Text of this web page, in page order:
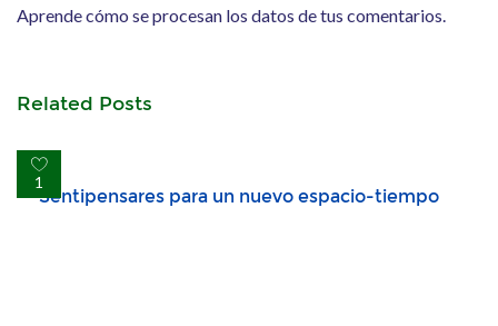
Aprende cómo se procesan los datos de tus comentarios.
Related Posts
1Sentipensares para un nuevo espacio-tiempo